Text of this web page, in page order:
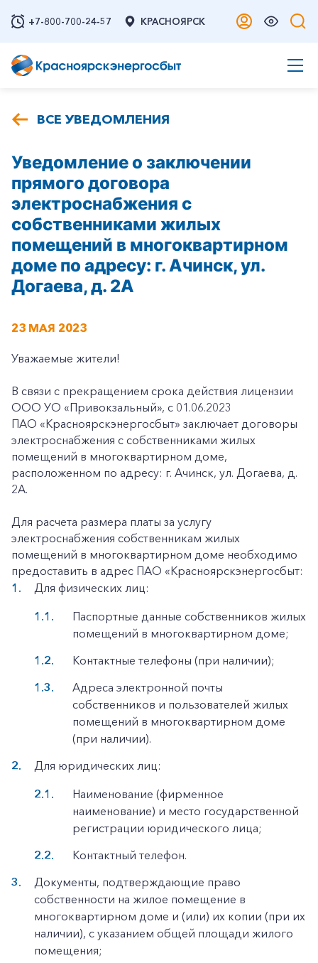
+7-800-700-24-57 КРАСНОЯРСК
ВСЕ УВЕДОМЛЕНИЯ
Уведомление о заключении
прямого договора
электроснабжения с
собственниками жилых
помещений в многоквартирном
доме по адресу: г. Ачинск, ул.
Догаева, д. 2А
23 МАЯ 2023
Уважаемые жители!
В связи с прекращением срока действия лицензии
ООО УО «Привокзальный», с 01.06.2023
ПАО «Красноярскэнергосбыт» заключает договоры
электроснабжения с собственниками жилых
помещений в многоквартирном доме,
расположенном по адресу: г. Ачинск, ул. Догаева, д.
2А.
Для расчета размера платы за услугу
электроснабжения собственникам жилых
помещений в многоквартирном доме необходимо
предоставить в адрес ПАО «Красноярскэнергосбыт:
Для физических лиц:
Паспортные данные собственников жилых
помещений в многоквартирном доме;
Контактные телефоны (при наличии);
Адреса электронной почты
собственников и пользователей жилых
помещений в многоквартирном доме
(при наличии).
Для юридических лиц:
Наименование (фирменное
наименование) и место государственной
регистрации юридического лица;
Контактный телефон.
Документы, подтверждающие право
собственности на жилое помещение в
многоквартирном доме и (или) их копии (при их
наличии), с указанием общей площади жилого
помещения;